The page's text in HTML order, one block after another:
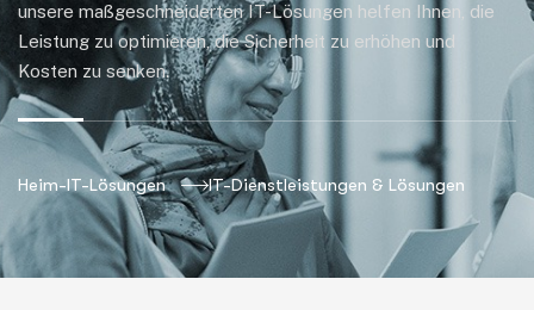
unsere maßgeschneiderten IT-Lösungen helfen Ihnen, die
Leistung zu optimieren, die Sicherheit zu erhöhen und
Kosten zu senken.
Heim-IT-Lösungen IT-Dienstleistungen & Lösungen